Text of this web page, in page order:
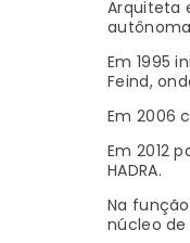
Arquiteta
autônoma
Em 1995
Feind,
Em 2006
Em 2012
HADRA.
Na
núcleo